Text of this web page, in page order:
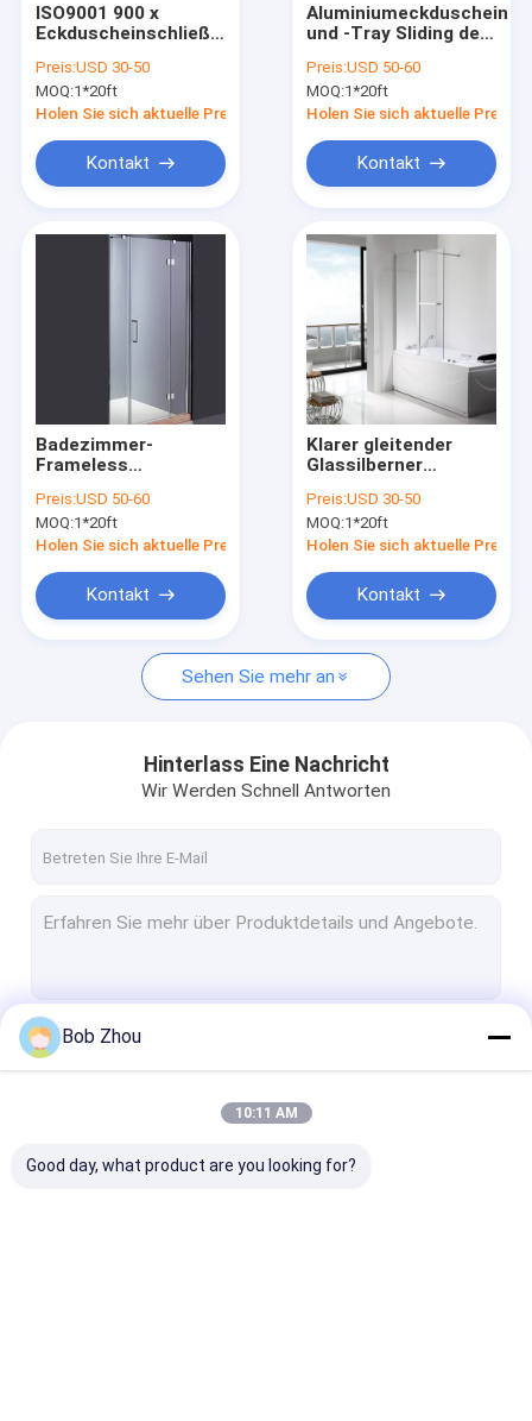
Über uns
Qualitätskontrolle
Kontakt mit uns
Frameless Duscheinschließung
Dampf-Duscheinschließung
Quadratische Duscheinschließungen
Duschhülsen-Kabinen
Badezimmer-Duschkabine
ISO9001 900 x
Eckduscheinschließungs-
eintritts-900
Preis:USD 30-50
MOQ:1*20ft
Holen Sie sich aktuelle Preis
Kontakt
und -Tray Sliding des
Preis:USD 50-60
MOQ:1*20ft
Holen Sie sich aktuelle Preis
Kontakt
Badezimmer-
Frameless
1000x1900mm
Preis:USD 50-60
MOQ:1*20ft
Holen Sie sich aktuelle Preis
Kontakt
Klarer gleitender
Glassilberner
der duschtür-
1200×1400mm
Preis:USD 30-50
MOQ:1*20ft
Holen Sie sich aktuelle Preis
Kontakt
Sehen Sie mehr an
Hinterlass Eine Nachricht
Wir Werden Schnell Antworten
Bob Zhou
10:11 AM
Good day, what product are you looking for?